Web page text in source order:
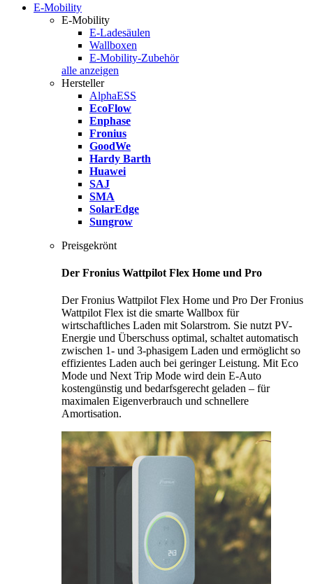
E-Mobility
E-Mobility
E-Ladesäulen
Wallboxen
E-Mobility-Zubehör
alle anzeigen
Hersteller
AlphaESS
EcoFlow
Enphase
Fronius
GoodWe
Hardy Barth
Huawei
SAJ
SMA
SolarEdge
Sungrow
Preisgekrönt
Der Fronius Wattpilot Flex Home und Pro
Der Fronius Wattpilot Flex Home und Pro Der Fronius
Wattpilot Flex ist die smarte Wallbox für
wirtschaftliches Laden mit Solarstrom. Sie nutzt PV-
Energie und Überschuss optimal, schaltet automatisch
zwischen 1- und 3-phasigem Laden und ermöglicht so
effizientes Laden auch bei geringer Leistung. Mit Eco
Mode und Next Trip Mode wird dein E-Auto
kostengünstig und bedarfsgerecht geladen – für
maximalen Eigenverbrauch und schnellere
Amortisation.